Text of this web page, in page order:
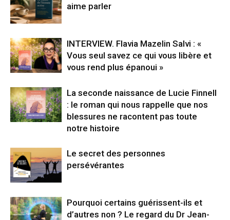
aime parler
INTERVIEW. Flavia Mazelin Salvi : «
Vous seul savez ce qui vous libère et
vous rend plus épanoui »
La seconde naissance de Lucie Finnell
: le roman qui nous rappelle que nos
blessures ne racontent pas toute
notre histoire
Le secret des personnes
persévérantes
Pourquoi certains guérissent-ils et
d’autres non ? Le regard du Dr Jean-